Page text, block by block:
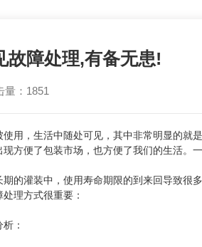
故障处理,有备无患!
量：1851
，生活中随处可见，其中非常明显的就
现方便了包装市场，也方便了我们的生活。
灌装中，使用寿命期限的到来回导致很
理方式很重要：
：